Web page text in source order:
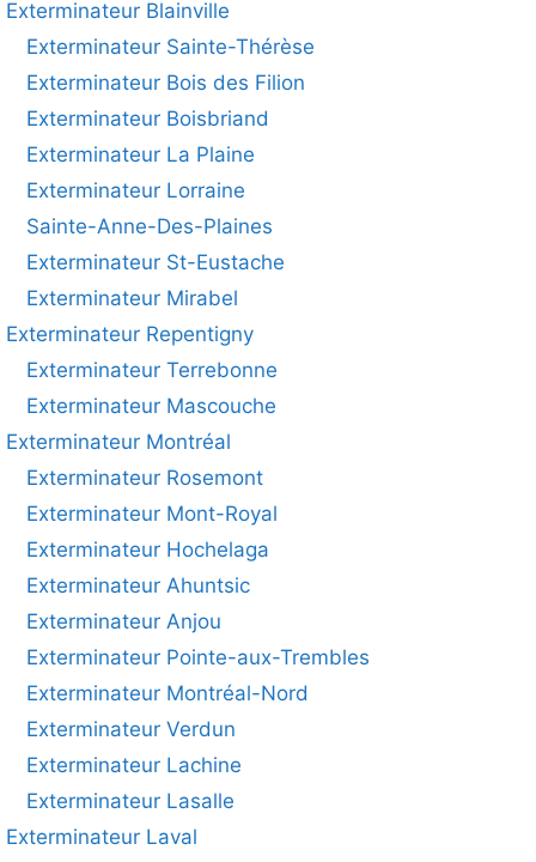
Exterminateur Blainville
Exterminateur Sainte-Thérèse
Exterminateur Bois des Filion
Exterminateur Boisbriand
Exterminateur La Plaine
Exterminateur Lorraine
Sainte-Anne-Des-Plaines
Exterminateur St-Eustache
Exterminateur Mirabel
Exterminateur Repentigny
Exterminateur Terrebonne
Exterminateur Mascouche
Exterminateur Montréal
Exterminateur Rosemont
Exterminateur Mont-Royal
Exterminateur Hochelaga
Exterminateur Ahuntsic
Exterminateur Anjou
Exterminateur Pointe-aux-Trembles
Exterminateur Montréal-Nord
Exterminateur Verdun
Exterminateur Lachine
Exterminateur Lasalle
Exterminateur Laval